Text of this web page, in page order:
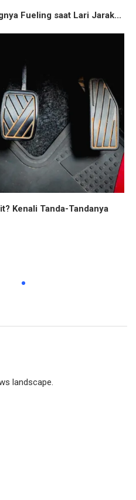
Fueling saat Lari Jarak...
Kenali Tanda-Tandanya
landscape.